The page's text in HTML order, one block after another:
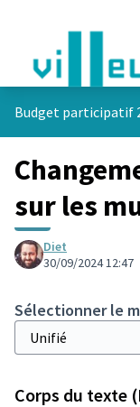
Budget participatif
sur les
Diet
30/09/2024 12:47
Sélectionner le
Corps du texte